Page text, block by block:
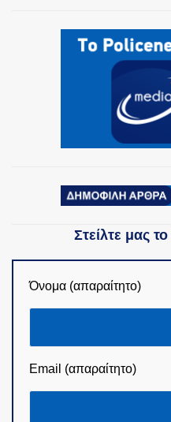
Στείλτε μας
Όνομα (απαραίτητο)
Email (απαραίτητο)